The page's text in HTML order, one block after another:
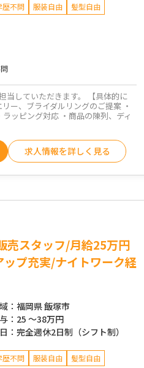
歴不問 服装自由 髪型自由
当していただきます。 【具体的に
ー、ブライダルリングのご提案 ・
ッピング対応 ・商品の陳列、ディ
求人情報を詳しく見る
売スタッフ/月給25万円
プ充実/ナイトワーク経
： 福岡県 飯塚市
： 25 ～38万円
： 完全週休2日制（シフト制）
歴不問 服装自由 髪型自由